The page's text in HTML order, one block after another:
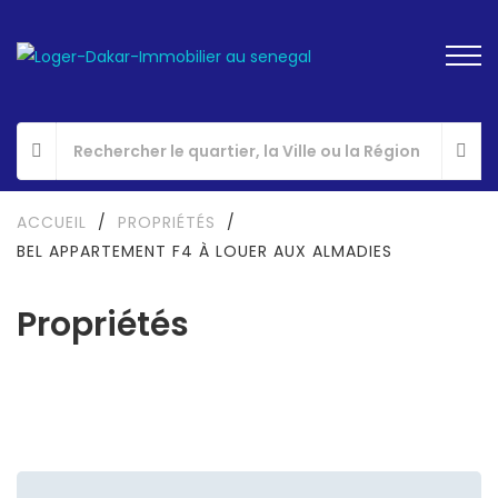
Propriétés
ACCUEIL / PROPRIÉTÉS
/
BEL APPARTEMENT F4 À LOUER AUX ALMADIES